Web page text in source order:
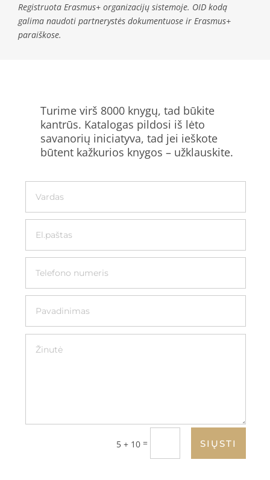
Registruota Erasmus+ organizacijų sistemoje. OID kodą
galima naudoti partnerystės dokumentuose ir Erasmus+
paraiškose.
Turime virš 8000 knygų, tad būkite
kantrūs. Katalogas pildosi iš lėto
savanorių iniciatyva, tad jei ieškote
būtent kažkurios knygos – užklauskite.
5 + 10 = SIŲSTI